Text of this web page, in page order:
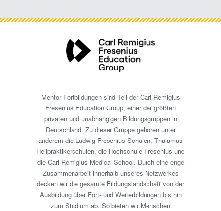
Mentor Fortbildungen sind Teil der Carl Remigius
Fresenius Education Group, einer der größten
privaten und unabhängigen Bildungsgruppen in
Deutschland. Zu dieser Gruppe gehören unter
anderem die Ludwig Fresenius Schulen, Thalamus
Heilpraktikerschulen, die Hochschule Fresenius und
die Carl Remigius Medical School. Durch eine enge
Zusammenarbeit innerhalb unseres Netzwerkes
decken wir die gesamte Bildungslandschaft von der
Ausbildung über Fort- und Weiterbildungen bis hin
zum Studium ab. So bieten wir Menschen